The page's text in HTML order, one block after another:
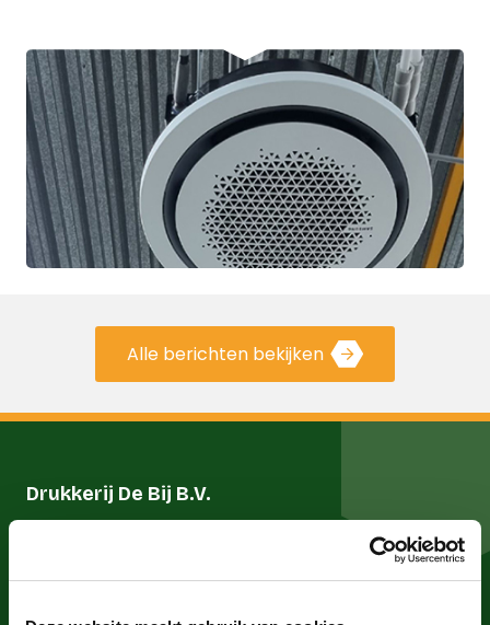
Alle berichten bekijken
Drukkerij De Bij B.V.
drukkerij@debij.nl